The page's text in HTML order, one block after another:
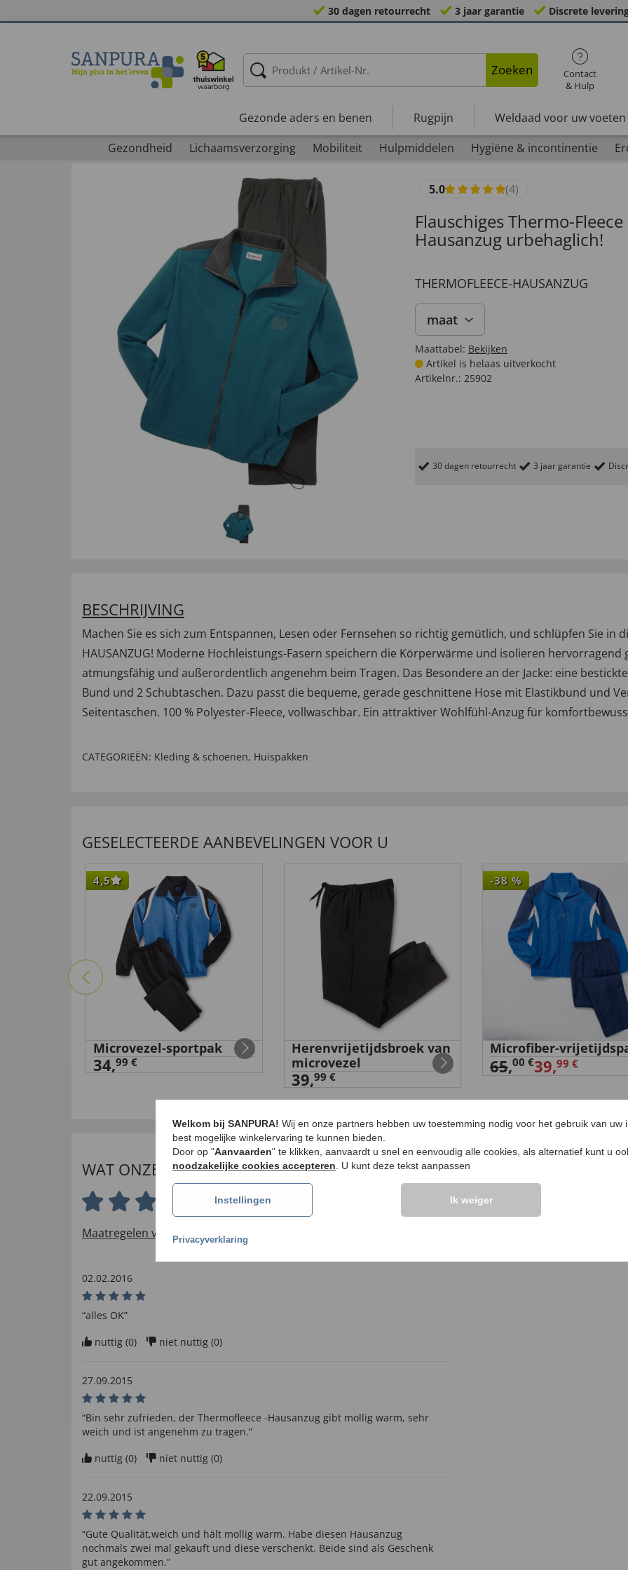
30 dagen retourrecht 3 jaar garantie Discrete
Zoeken
Contact
& Hulp
Gezonde aders en benen Rugpijn Weldaad voor uw voeten
Gezondheid
Lichaamsverzorging Mobiliteit Hulpmiddelen Hygiëne & incontinentie
5.0 (4)
Flauschiges Thermo-
Hausanzug urbehaglich!
THERMOFLEECE-HAUSANZUG
maat
Maattabel: Bekijken
Artikel is helaas uitverkocht
Artikelnr.: 25902
30 dagen retourrecht 3 jaar garantie
BESCHRIJVING
Machen Sie es sich zum Entspannen, Lesen oder Fernsehen so richtig gemütlich, und schlüpfen Sie in
HAUSANZUG! Moderne Hochleistungs-Fasern speichern die Körperwärme und isolieren hervorragend
atmungsfähig und außerordentlich angenehm beim Tragen. Das Besondere an der Jacke: eine
Bund und 2 Schubtaschen. Dazu passt die bequeme, gerade geschnittene Hose mit Elastikbund und
Seitentaschen. 100 % Polyester-Fleece, vollwaschbar. Ein attraktiver Wohlfühl-Anzug für
CATEGORIEËN: Kleding & schoenen, Huispakken
GESELECTEERDE AANBEVELINGEN VOOR U
4,5
Microvezel-sportpak
34,99 €
Herenvrijetijdsbroek van
microvezel
39,99 €
-38 %
Microfiber-
65,00 €39,99 €
WAT ONZE INTERNATIONALE KLANTEN ZEGGEN
5.0 van 5 sterren
Maatregelen voor het verifiëren van beoordelingen >>
02.02.2016
“alles OK”
nuttig (0) niet nuttig (0)
27.09.2015
“Bin sehr zufrieden, der Thermofleece -Hausanzug gibt mollig warm, sehr
weich und ist angenehm zu tragen.”
nuttig (0) niet nuttig (0)
22.09.2015
“Gute Qualität,weich und hält mollig warm. Habe diesen Hausanzug
nochmals zwei mal gekauft und diese verschenkt. Beide sind als Geschenk
gut angekommen.”
Welkom bij SANPURA! Wij en onze partners hebben uw toestemming nodig voor het gebruik van uw
best mogelijke winkelervaring te kunnen bieden.
Door op "Aanvaarden" te klikken, aanvaardt u snel en eenvoudig alle cookies, als alternatief kunt u
noodzakelijke cookies accepteren . U kunt deze tekst aanpassen
Instellingen Ik weiger
Privacyverklaring